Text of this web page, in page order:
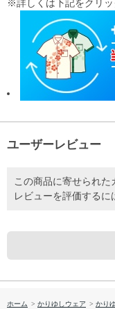
※詳しくは下記をクリ
ユーザーレビュー
この商品に寄せられた
レビューを評価するに
ホーム > かりゆしウェア > かり